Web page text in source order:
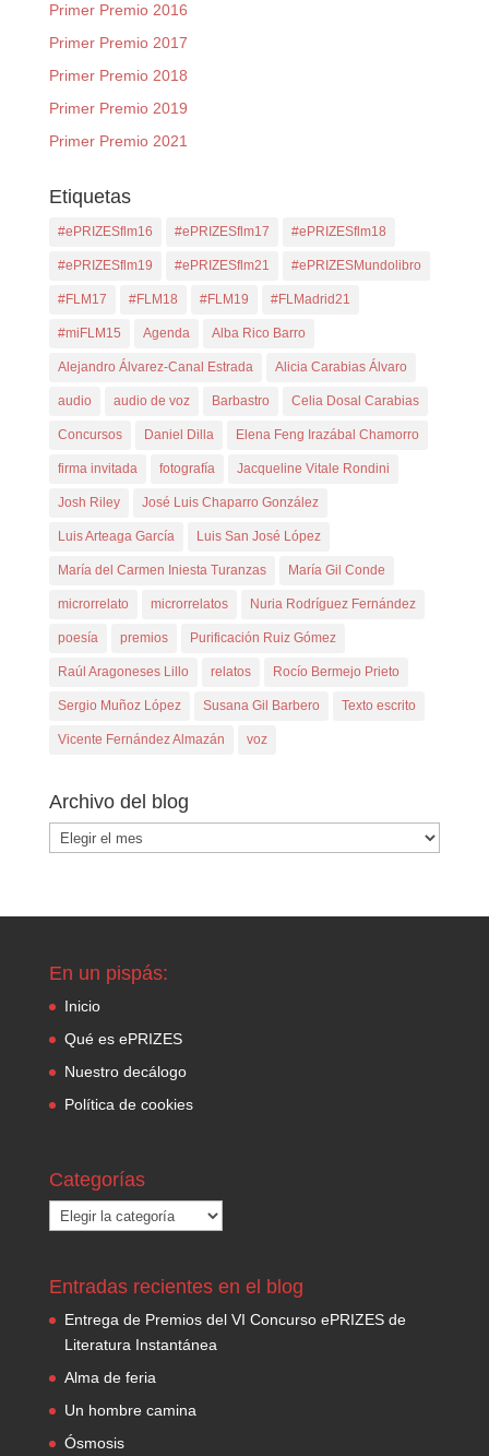
Primer Premio 2016
Primer Premio 2017
Primer Premio 2018
Primer Premio 2019
Primer Premio 2021
Etiquetas
#ePRIZESflm16 #ePRIZESflm17 #ePRIZESflm18
#ePRIZESflm19 #ePRIZESflm21 #ePRIZESMundolibro
#FLM17 #FLM18 #FLM19 #FLMadrid21
#miFLM15 Agenda Alba Rico Barro
Alejandro Álvarez-Canal Estrada Alicia Carabias Álvaro
audio audio de voz Barbastro Celia Dosal Carabias
Concursos Daniel Dilla Elena Feng Irazábal Chamorro
firma invitada fotografía Jacqueline Vitale Rondini
Josh Riley José Luis Chaparro González
Luis Arteaga García Luis San José López
María del Carmen Iniesta Turanzas María Gil Conde
microrrelato microrrelatos Nuria Rodríguez Fernández
poesía premios Purificación Ruiz Gómez
Raúl Aragoneses Lillo relatos Rocío Bermejo Prieto
Sergio Muñoz López Susana Gil Barbero Texto escrito
Vicente Fernández Almazán voz
Archivo del blog
Archivo
del
En un pispás:
Inicio
Qué es ePRIZES
Nuestro decálogo
Política de cookies
Categorías
Categorías
Entradas recientes en el blog
Entrega de Premios del VI Concurso ePRIZES de
Literatura Instantánea
Alma de feria
Un hombre camina
Ósmosis